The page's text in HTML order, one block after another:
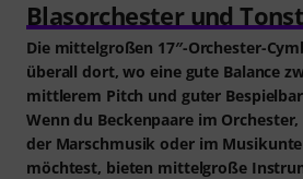
Blasorchester und
Die mittelgroßen 17″-Orchester-
überall dort, wo eine gute Balance
mittlerem Pitch und guter
Wenn du Beckenpaare im
der Marschmusik oder im
möchtest, bieten mittelgroße